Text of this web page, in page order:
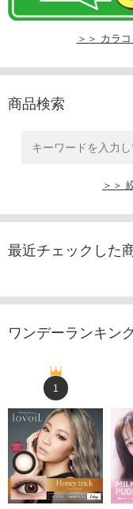
＞＞ カラ
商品検索
＞＞
最近チェックした
ワンデーランキン
1